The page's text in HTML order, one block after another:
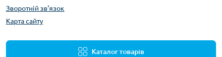
Зворотній зв’язок
Карта сайту
Каталог товарів